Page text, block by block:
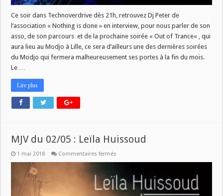
Ce soir dans Technoverdrive dès 21h, retrouvez Dj Peter de
l’association « Nothing is done » en interview, pour nous parler de son
asso, de son parcours et de la prochaine soirée « Out of Trance« , qui
aura lieu au Modjo à Lille, ce sera d’ailleurs une des dernières soirées
du Modjo qui fermera malheureusement ses portes à la fin du mois.
Le …
Lire plus
MJV du 02/05 : Leïla Huissoud
1 mai 2018 Commentaires fermés
Leïla
Huissoud